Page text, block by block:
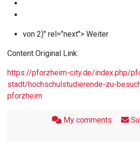
von 2)" rel="next"> Weiter
Content Original Link:
https://pforzheim-city.de/index.php/
stadt/hochschulstudierende-zu-
pforzheim
My comments